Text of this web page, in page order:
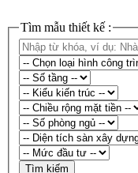
Tìm mẫu thiết kế :
Tìm kiếm